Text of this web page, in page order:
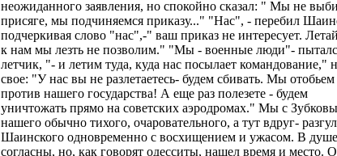
неожиданного заявления, но спокойно сказал: " Мы не
присяге, мы подчиняемся приказу..." "Нас", - перебил
подчеркивая слово "нас",-" ваш приказ не интересует.
к нам мы лезть не позволим." "Мы - военные люди"-
летчик, "- и летим туда, куда нас посылает
свое: "У нас вы не разлетаетесь- будем сбивать. Мы отобьем
против нашего государства! А еще раз полезете - будем
уничтожать прямо на советских аэродромах." Мы с
нашего обычно тихого, очаровательного, а тут вдруг-
Шаинского одновременно с восхищением и ужасом. В
согласны, но, как говорят одесситы, нашел время и место.